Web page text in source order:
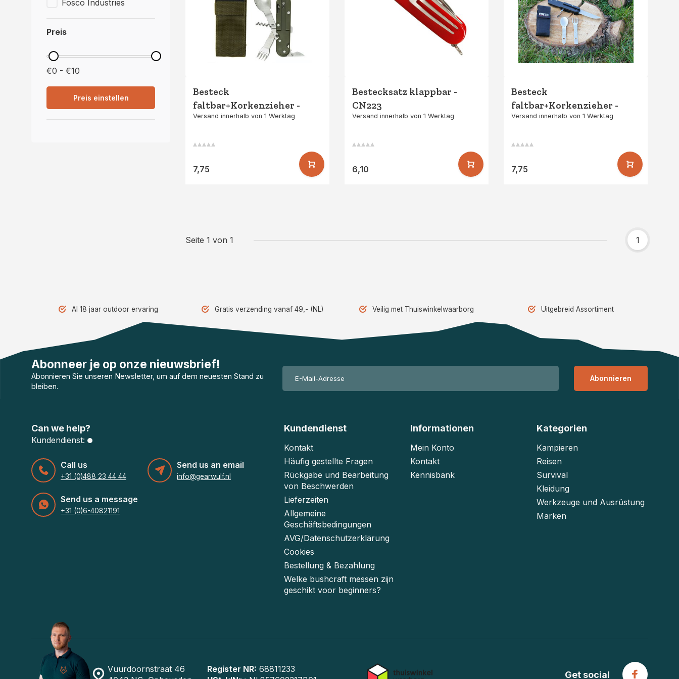
Fosco Industries
Preis
€0 - €10
Preis einstellen
Besteck
faltbar+Korkenzieher -
Grün
Versand innerhalb von 1 Werktag
7,75
Bestecksatz klappbar -
CN223
Versand innerhalb von 1 Werktag
6,10
Besteck
faltbar+Korkenzieher -
Schwarz
Versand innerhalb von 1 Werktag
7,75
Seite 1 von 1 1
Al 18 jaar outdoor ervaring Gratis verzending vanaf 49,- (NL) Veilig met Thuiswinkelwaarborg Uitgebreid Assortiment
Abonneer je op onze nieuwsbrief!
Abonnieren Sie unseren Newsletter, um auf dem neuesten Stand zu
bleiben.
Abonnieren
Can we help?
Kundendienst:
Call us
+31 (0)488 23 44 44
Send us an email
info@gearwulf.nl
Send us a message
+31 (0)6-40821191
Kundendienst
Kontakt
Häufig gestellte Fragen
Rückgabe und Bearbeitung
von Beschwerden
Lieferzeiten
Allgemeine
Geschäftsbedingungen
AVG/Datenschutzerklärung
Cookies
Bestellung & Bezahlung
Welke bushcraft messen zijn
geschikt voor beginners?
Informationen
Mein Konto
Kontakt
Kennisbank
Kategorien
Kampieren
Reisen
Survival
Kleidung
Werkzeuge und Ausrüstung
Marken
Vuurdoornstraat 46
Register NR: 68811233
Get social